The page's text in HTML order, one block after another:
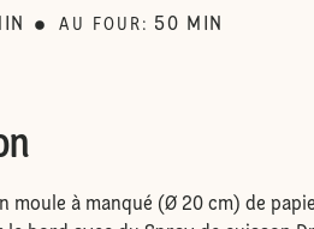
AU FOUR : 50 MIN
moule à manqué (Ø 20 cm) de